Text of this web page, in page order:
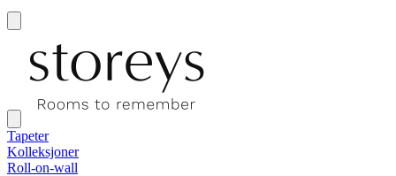
Tapeter
Kolleksjoner
Roll-on-wall